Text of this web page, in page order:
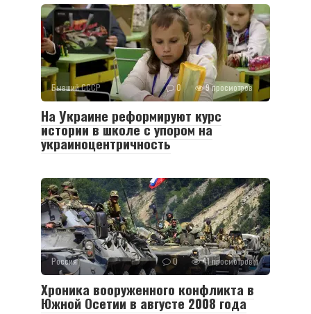
Бывший СССР 0 9 просмотров
На Украине реформируют курс
истории в школе с упором на
украиноцентричность
Россия 0 41 просмотров
Хроника вооруженного конфликта в
Южной Осетии в августе 2008 года